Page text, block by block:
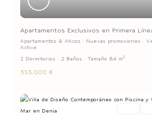
Apartamentos Exclusivos en Primera
Apartamentos & Aticos · Nuevas promociones ·
Active
2 Dormitorios · 2 Baños · Tamaño 84 m2
355.000 €